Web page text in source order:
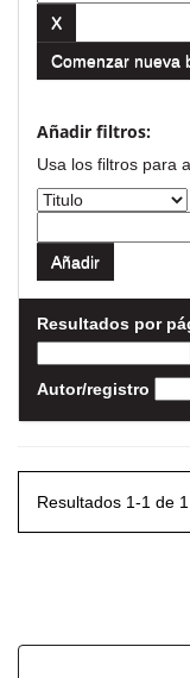
Comenzar nueva
Añadir filtros:
Usa los filtros para
Resultados por
Autor/registro
Resultados 1-1 de 1.